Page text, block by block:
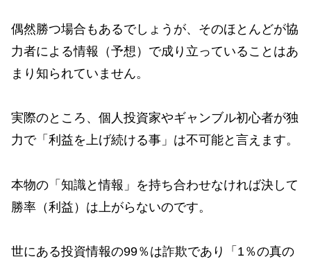
偶然勝つ場合もあるでしょうが、そのほとんどが協
力者による情報（予想）で成り立っていることはあ
まり知られていません。
実際のところ、個人投資家やギャンブル初心者が独
力で「利益を上げ続ける事」は不可能と言えます。
本物の「知識と情報」を持ち合わせなければ決して
勝率（利益）は上がらないのです。
世にある投資情報の99％は詐欺であり「1％の真の